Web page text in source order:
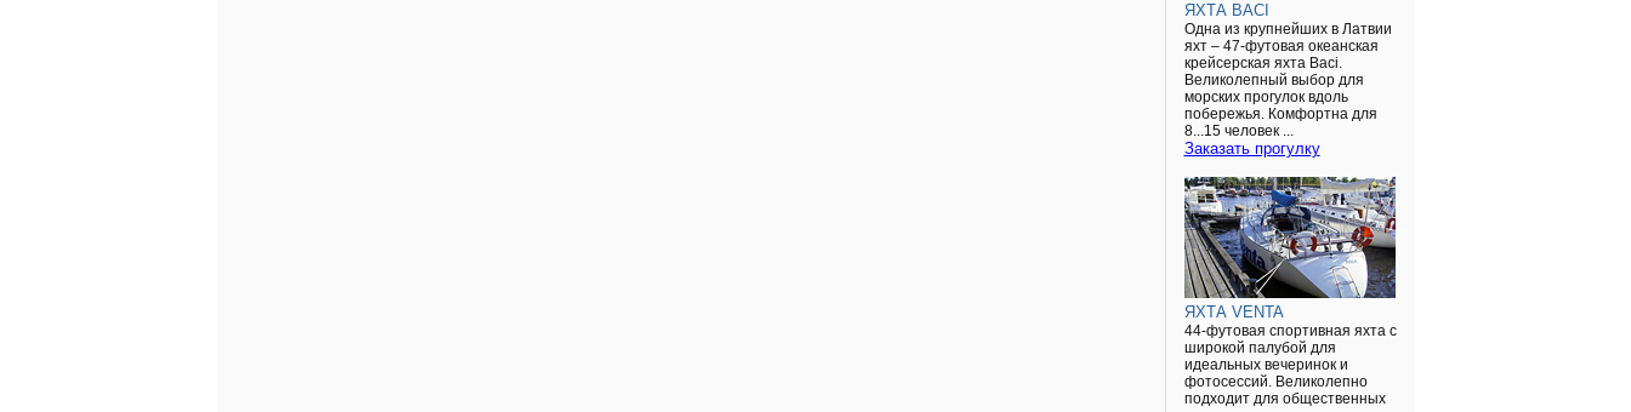
ЯХТА BACI
Одна из крупнейших в Латвии
яхт – 47-футовая океанская
крейсерская яхта Baci.
Великолепный выбор для
морских прогулок вдоль
побережья. Комфортна для
8...15 человек ...
Заказать прогулку
ЯХТА VENTA
44-футовая спортивная яхта с
широкой палубой для
идеальных вечеринок и
фотосессий. Великолепно
подходит для общественных